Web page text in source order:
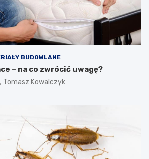
BUDOWLANE
– na co zwrócić uwagę?
Tomasz Kowalczyk